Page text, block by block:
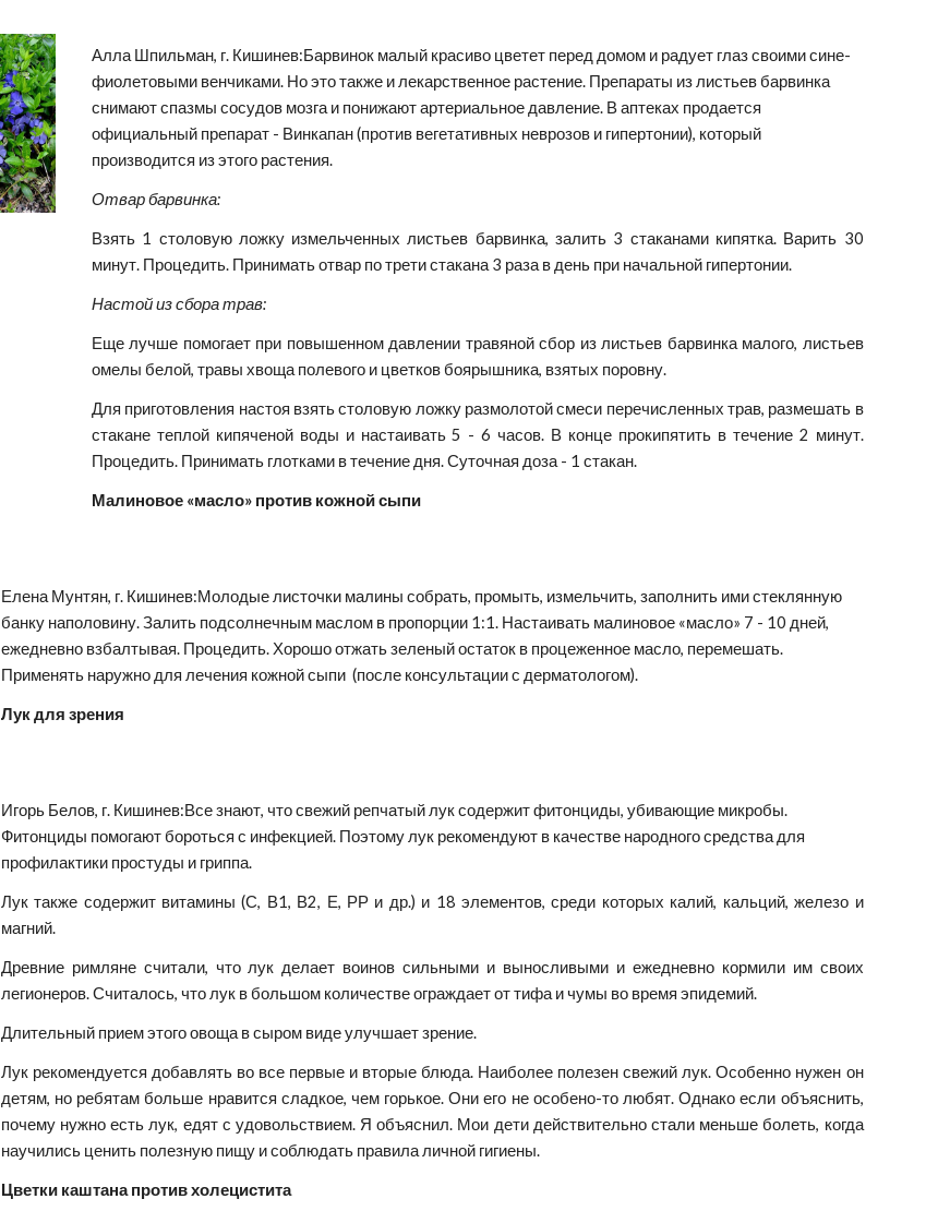
Алла Шпильман, г. Кишинев:Барвинок малый красиво цветет перед домом и радует глаз своими сине-
фиолетовыми венчиками. Но это также и лекарственное растение. Препараты из листьев барвинка
снимают спазмы сосудов мозга и понижают артериальное давление. В аптеках продается
официальный препарат - Винкапан (против вегетативных неврозов и гипертонии), который
производится из этого растения.
Отвар барвинка:
Взять 1 столовую ложку измельченных листьев барвинка, залить 3 стаканами кипятка. Варить 30
минут. Процедить. Принимать отвар по трети стакана 3 раза в день при начальной гипертонии.
Настой из сбора трав:
Еще лучше помогает при повышенном давлении травяной сбор из листьев барвинка малого, листьев
омелы белой, травы хвоща полевого и цветков боярышника, взятых поровну.
Для приготовления настоя взять столовую ложку размолотой смеси перечисленных трав, размешать в
стакане теплой кипяченой воды и настаивать 5 - 6 часов. В конце прокипятить в течение 2 минут.
Процедить. Принимать глотками в течение дня. Суточная доза - 1 стакан.
Малиновое «масло» против кожной сыпи
Елена Мунтян, г. Кишинев:Молодые листочки малины собрать, промыть, измельчить, заполнить ими стеклянную
банку наполовину. Залить подсолнечным маслом в пропорции 1:1. Настаивать малиновое «масло» 7 - 10 дней,
ежедневно взбалтывая. Процедить. Хорошо отжать зеленый остаток в процеженное масло, перемешать.
Применять наружно для лечения кожной сыпи  (после консультации с дерматологом).
Лук для зрения
Игорь Белов, г. Кишинев:Все знают, что свежий репчатый лук содержит фитонциды, убивающие микробы.
Фитонциды помогают бороться с инфекцией. Поэтому лук рекомендуют в качестве народного средства для
профилактики простуды и гриппа.
Лук также содержит витамины (С, В1, В2, Е, РР и др.) и 18 элементов, среди которых калий, кальций, железо и
магний.
Древние римляне считали, что лук делает воинов сильными и выносливыми и ежедневно кормили им своих
легионеров. Считалось, что лук в большом количестве ограждает от тифа и чумы во время эпидемий.
Длительный прием этого овоща в сыром виде улучшает зрение.
Лук рекомендуется добавлять во все первые и вторые блюда. Наиболее полезен свежий лук. Особенно нужен он
детям, но ребятам больше нравится сладкое, чем горькое. Они его не особено-то любят. Однако если объяснить,
почему нужно есть лук, едят с удовольствием. Я объяснил. Мои дети действительно стали меньше болеть, когда
научились ценить полезную пищу и соблюдать правила личной гигиены.
Цветки каштана против холецистита